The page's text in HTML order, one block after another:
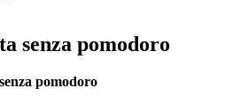
senza pomodoro
pomodoro